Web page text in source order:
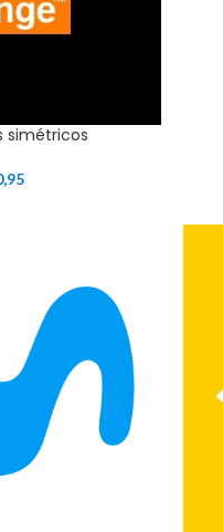
simétricos